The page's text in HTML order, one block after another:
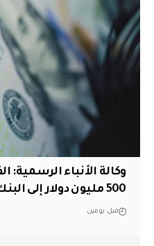
وكالة الأنباء الرسمية:
500 مليون دولار إلى البنك المركزي العراقي
قبل يومين